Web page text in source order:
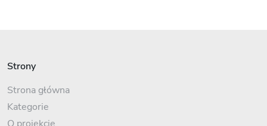
Strony
Strona główna